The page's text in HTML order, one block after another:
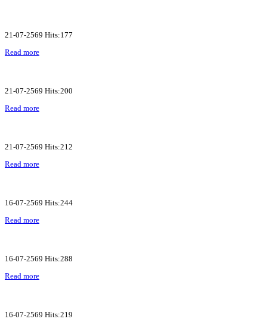
21-07-2569 Hits:177
Read more
21-07-2569 Hits:200
Read more
21-07-2569 Hits:212
Read more
16-07-2569 Hits:244
Read more
16-07-2569 Hits:288
Read more
16-07-2569 Hits:219